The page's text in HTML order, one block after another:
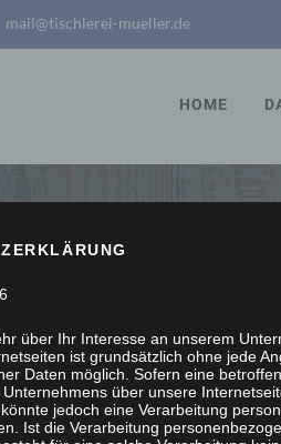
mail@tischlerei-mueller.de
HOME
WIR
über Ihr Interesse an unserem
ist grundsätzlich ohne jede
Daten möglich. Sofern eine
über unsere
jedoch eine Verarbeitung
Ist die Verarbeitung